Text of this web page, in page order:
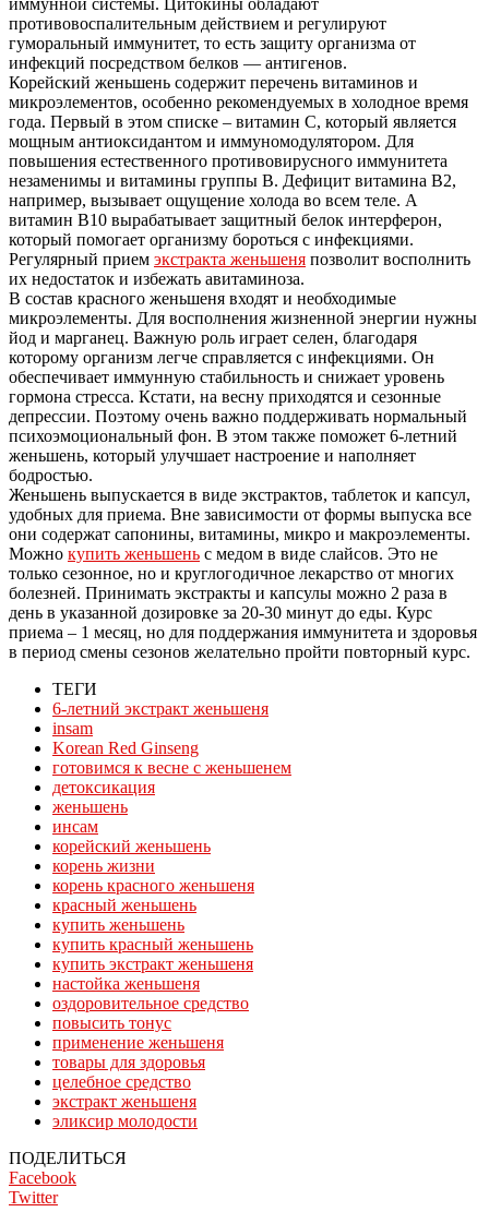
противовоспалительным действием и регулируют
гуморальный иммунитет, то есть защиту организма от
инфекций посредством белков — антигенов.
Корейский женьшень содержит перечень витаминов и
микроэлементов, особенно рекомендуемых в холодное время
года. Первый в этом списке – витамин С, который является
мощным антиоксидантом и иммуномодулятором. Для
повышения естественного противовирусного иммунитета
незаменимы и витамины группы В. Дефицит витамина В2,
например, вызывает ощущение холода во всем теле. А
витамин В10 вырабатывает защитный белок интерферон,
который помогает организму бороться с инфекциями.
Регулярный прием экстракта женьшеня позволит восполнить
их недостаток и избежать авитаминоза.
В состав красного женьшеня входят и необходимые
микроэлементы. Для восполнения жизненной энергии нужны
йод и марганец. Важную роль играет селен, благодаря
которому организм легче справляется с инфекциями. Он
обеспечивает иммунную стабильность и снижает уровень
гормона стресса. Кстати, на весну приходятся и сезонные
депрессии. Поэтому очень важно поддерживать нормальный
психоэмоциональный фон. В этом также поможет 6-летний
женьшень, который улучшает настроение и наполняет
бодростью.
Женьшень выпускается в виде экстрактов, таблеток и капсул,
удобных для приема. Вне зависимости от формы выпуска все
они содержат сапонины, витамины, микро и макроэлементы.
Можно купить женьшень с медом в виде слайсов. Это не
только сезонное, но и круглогодичное лекарство от многих
болезней. Принимать экстракты и капсулы можно 2 раза в
день в указанной дозировке за 20-30 минут до еды. Курс
приема – 1 месяц, но для поддержания иммунитета и здоровья
в период смены сезонов желательно пройти повторный курс.
ТЕГИ
6-летний экстракт женьшеня
insam
Korean Red Ginseng
готовимся к весне с женьшенем
детоксикация
женьшень
инсам
корейский женьшень
корень жизни
корень красного женьшеня
красный женьшень
купить женьшень
купить красный женьшень
купить экстракт женьшеня
настойка женьшеня
оздоровительное средство
повысить тонус
применение женьшеня
товары для здоровья
целебное средство
экстракт женьшеня
эликсир молодости
ПОДЕЛИТЬСЯ
Facebook
Twitter